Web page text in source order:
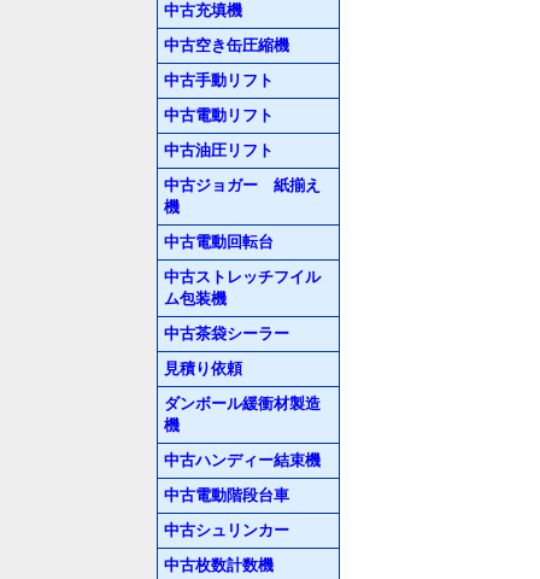
中古充填機
中古空き缶圧縮機
中古手動リフト
中古電動リフト
中古油圧リフト
中古ジョガー 紙揃え
機
中古電動回転台
中古ストレッチフイル
ム包装機
中古茶袋シーラー
見積り依頼
ダンボール緩衝材製造
機
中古ハンディー結束機
中古電動階段台車
中古シュリンカー
中古枚数計数機